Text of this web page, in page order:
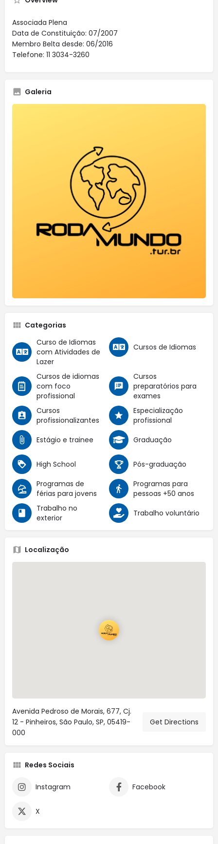
Associada Plena
Data de Constituição: 07/2007
Membro Belta desde: 06/2016
Telefone: 11 3034-3260
Galeria
Categorias
Curso de Idiomas
com Atividades de
Lazer
Cursos de Idiomas
Cursos de idiomas
com foco
profissional
Cursos
preparatórios para
exames
Cursos
profissionalizantes
Especialização
profissional
Estágio e trainee
Graduação
High School
Pós-graduação
Programas de
férias para jovens
Programas para
pessoas +50 anos
Trabalho no
exterior
Trabalho voluntário
Localização
Avenida Pedroso de Morais, 677, Cj.
12 - Pinheiros, São Paulo, SP, 05419-
000
Get Directions
Redes Sociais
Instagram Facebook
X